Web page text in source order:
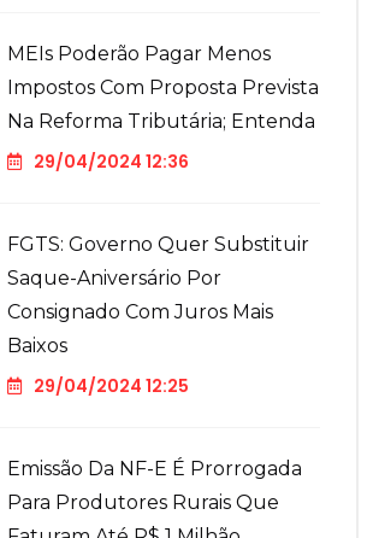
MEIs Poderão Pagar Menos
Impostos Com Proposta Prevista
Na Reforma Tributária; Entenda
29/04/2024 12:36
FGTS: Governo Quer Substituir
Saque-Aniversário Por
Consignado Com Juros Mais
Baixos
29/04/2024 12:25
Emissão Da NF-E É Prorrogada
Para Produtores Rurais Que